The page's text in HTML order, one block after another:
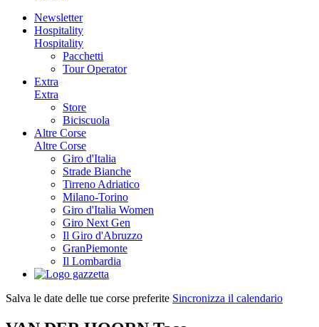
Newsletter
Hospitality
Hospitality
Pacchetti
Tour Operator
Extra
Extra
Store
Biciscuola
Altre Corse
Altre Corse
Giro d'Italia
Strade Bianche
Tirreno Adriatico
Milano-Torino
Giro d'Italia Women
Giro Next Gen
Il Giro d'Abruzzo
GranPiemonte
Il Lombardia
Salva le date delle tue corse preferite Sincronizza il calendario